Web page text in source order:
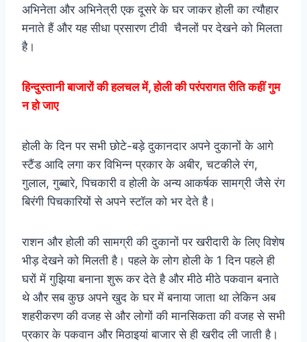
अभिनेता और अभिनेत्री एक दूसरे के घर जाकर होली का त्यौहार
मनाते हैं और यह सीधा प्रसारण टीवी चैनलों पर देखने को मिलता
है।
हिन्दुस्तानी बाजारों की हलचल में, होली की परंपरागत रीति कहीं गुम
न हो जाए
होली के दिन पर सभी छोटे-बड़े दुकानदार अपने दुकानों के आगे
स्टैंड आदि लगा कर विभिन्न प्रकार के अबीर, चटकीले रंग,
गुलाल, गुब्बारे, पिचकारी व होली के अन्य आकर्षक सामग्री जैसे रंग
बिरंगी पिचकारियों से अपने स्टॉल को भर देते है।
राशन और होली की सामग्री की दुकानों पर खरीदारी के लिए विशेष
भीड़ देखने को मिलती है। पहले के लोग होली के 1 दिन पहले ही
घरों में गुझिया बनाना शुरू कर देते है और मीठे मीठे पकवान बनाते
थे और सब कुछ अपने खुद के घर में बनाया जाता था लेकिन अब
शहरीकरण की वजह से और लोगों की मानसिकता की वजह से सभी
प्रकार के पकवान और मिठाइयां बाजार से ही खरीद ली जाती है।